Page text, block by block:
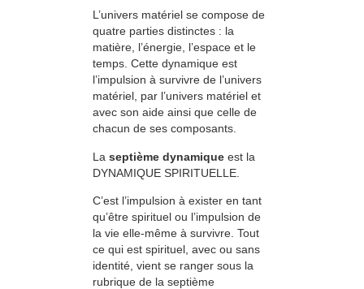
L’univers matériel se compose de
quatre parties distinctes : la
matière, l’énergie, l’espace et le
temps. Cette dynamique est
l’impulsion à survivre de l’univers
matériel, par l’univers matériel et
avec son aide ainsi que celle de
chacun de ses composants.
La septième dynamique est la
DYNAMIQUE SPIRITUELLE.
C’est l’impulsion à exister en tant
qu’être spirituel ou l’impulsion de
la vie elle-même à survivre. Tout
ce qui est spirituel, avec ou sans
identité, vient se ranger sous la
rubrique de la septième